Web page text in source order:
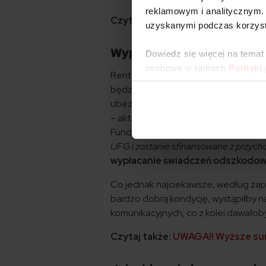
reklamowym i
uzyskanymi podczas
Dowiedz się więcej na
osobowe w ramach Polityki
Czytaj także:
Wyczerpanie sumy
Wypłata świadczeń
Renty będą wypłacane z
będzie zakład ubezpieczeń, który
ubezpieczenia. Niemniej UFG
– aktualnie jest to 1,3 proc. przypisu
Funduszu, Elżbieta Wanat-Połeć: –
UFG i zostanie sfinansowane z
wypłacanie świadczeń
Co jednak najciekawsze, według
bardzo dobrą kondycję, wystąpiłby
komunikacyjnych, co z kolei
Czytaj także: UWAGA!! Wyższe